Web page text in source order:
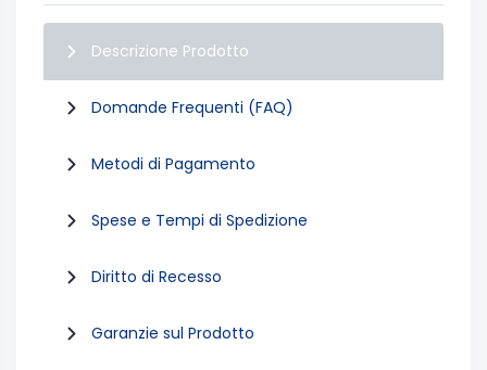
Descrizione Prodotto
Domande Frequenti (FAQ)
Metodi di Pagamento
Spese e Tempi di Spedizione
Diritto di Recesso
Garanzie sul Prodotto